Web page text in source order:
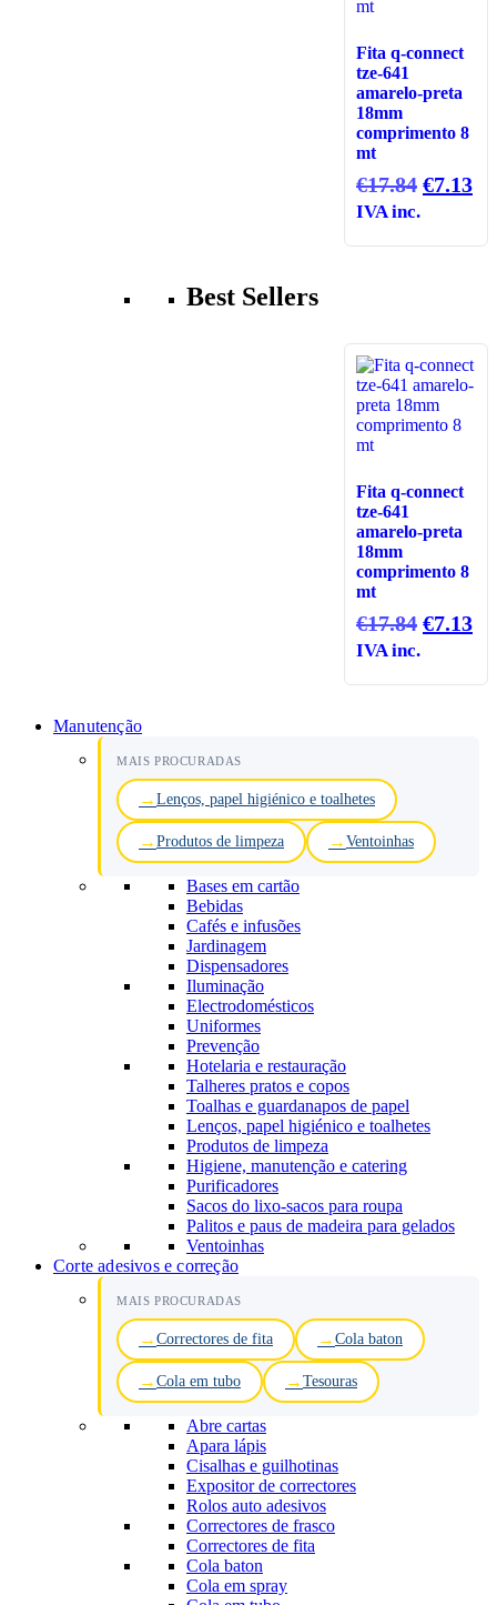
Fita q-connect
tze-641
amarelo-preta
18mm
comprimento 8
mt
€17.84 O
€7.13O
IVA inc.
Best Sellers
Fita q-connect
tze-641
amarelo-preta
18mm
comprimento 8
mt
€17.84 O
€7.13O
IVA inc.
Manutenção
MAIS PROCURADAS
Lenços, papel higiénico e toalhetes
Produtos de limpeza Ventoinhas
Bases em cartão
Bebidas
Cafés e infusões
Jardinagem
Dispensadores
Iluminação
Electrodomésticos
Uniformes
Prevenção
Hotelaria e restauração
Talheres pratos e copos
Toalhas e guardanapos de papel
Lenços, papel higiénico e toalhetes
Produtos de limpeza
Higiene, manutenção e catering
Purificadores
Sacos do lixo-sacos para roupa
Palitos e paus de madeira para gelados
Ventoinhas
Corte adesivos e correção
MAIS PROCURADAS
Correctores de fita Cola baton
Cola em tubo Tesouras
Abre cartas
Apara lápis
Cisalhas e guilhotinas
Expositor de correctores
Rolos auto adesivos
Correctores de frasco
Correctores de fita
Cola baton
Cola em spray